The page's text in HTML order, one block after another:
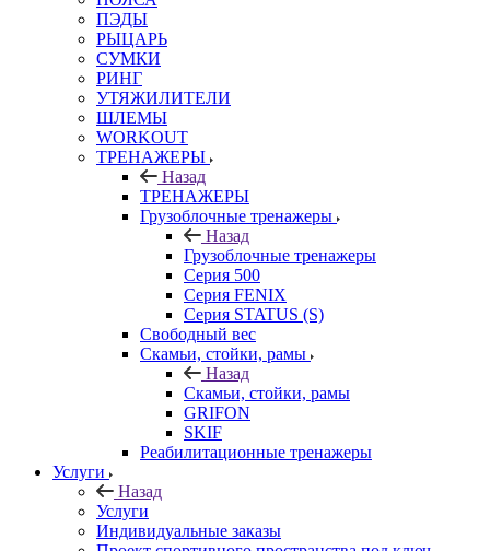
ПЭДЫ
РЫЦАРЬ
СУМКИ
РИНГ
УТЯЖИЛИТЕЛИ
ШЛЕМЫ
WORKOUT
ТРЕНАЖЕРЫ
Назад
ТРЕНАЖЕРЫ
Грузоблочные тренажеры
Назад
Грузоблочные тренажеры
Серия 500
Серия FENIX
Серия STATUS (S)
Свободный вес
Скамьи, стойки, рамы
Назад
Скамьи, стойки, рамы
GRIFON
SKIF
Реабилитационные тренажеры
Услуги
Назад
Услуги
Индивидуальные заказы